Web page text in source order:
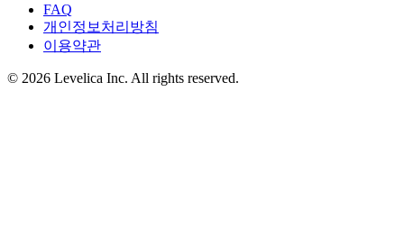
FAQ
개인정보처리방침
이용약관
© 2026 Levelica Inc. All rights reserved.